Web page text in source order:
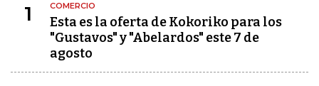
1 COMERCIO
Esta es la oferta de Kokoriko para los
"Gustavos" y "Abelardos" este 7 de
agosto